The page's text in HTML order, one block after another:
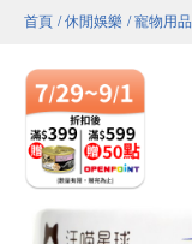
首頁 / 休閒娛樂 / 寵物用品